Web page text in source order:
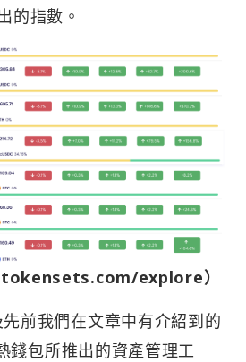
的指數。
explore）
前我們在文章中有介紹到的
錢包所推出的資產管理工